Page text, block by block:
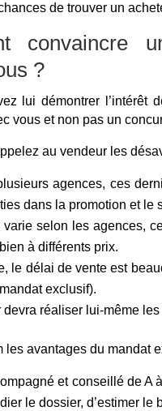
de trouver un
convaincre
?
lui démontrer
vous et non pas un
au vendeur les
agences, ces
dans la promotion et le
varie selon les agences,
à différents prix.
le délai de vente est
exclusif).
réaliser lui-même
les avantages du mandat
et conseillé de A
le dossier, d’estimer